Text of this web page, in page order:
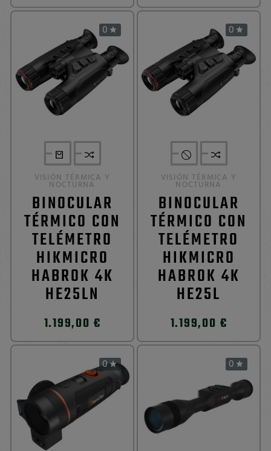
0 
VISIÓN TÉRMICA Y
NOCTURNA
BINOCULAR
TÉRMICO CON
TELÉMETRO
HIKMICRO
HABROK 4K
HE25LN
1.199,00 €
0 
VISIÓN TÉRMICA Y
NOCTURNA
BINOCULAR
TÉRMICO CON
TELÉMETRO
HIKMICRO
HABROK 4K
HE25L
1.199,00 €
0 0 